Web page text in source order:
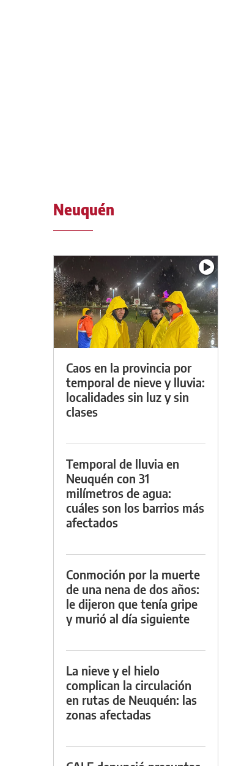
Neuquén
Caos en la provincia por
temporal de nieve y lluvia:
localidades sin luz y sin
clases
Temporal de lluvia en
Neuquén con 31
milímetros de agua:
cuáles son los barrios más
afectados
Conmoción por la muerte
de una nena de dos años:
le dijeron que tenía gripe
y murió al día siguiente
La nieve y el hielo
complican la circulación
en rutas de Neuquén: las
zonas afectadas